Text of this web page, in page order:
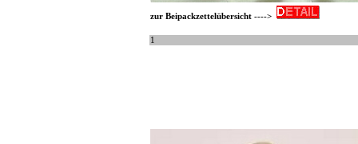
zur Beipackzettelübersicht ---->
1